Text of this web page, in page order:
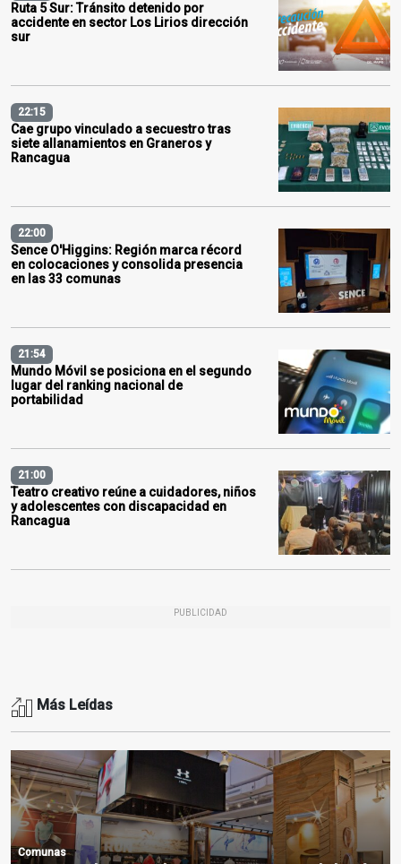
Ruta 5 Sur: Tránsito detenido por
accidente en sector Los Lirios dirección
sur
22:15
Cae grupo vinculado a secuestro tras
siete allanamientos en Graneros y
Rancagua
22:00
Sence O'Higgins: Región marca récord
en colocaciones y consolida presencia
en las 33 comunas
21:54
Mundo Móvil se posiciona en el segundo
lugar del ranking nacional de
portabilidad
21:00
Teatro creativo reúne a cuidadores, niños
y adolescentes con discapacidad en
Rancagua
PUBLICIDAD
Más Leídas
Comunas